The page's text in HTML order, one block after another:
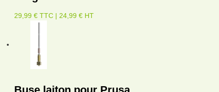
29,99 € TTC | 24,99 € HT